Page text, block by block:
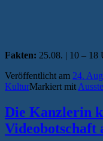
Fakten: 25.08. | 10 – 18
Veröffentlicht am 24.
KulturMarkiert mit
Die Kanzlerin
Videobotschaft